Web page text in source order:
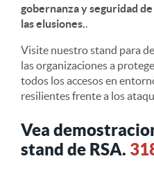
gobernanza y seguridad
las elusiones.
Visite nuestro stand para
las organizaciones a
todos los accesos en
resilientes frente a los
Vea
stand de RSA.